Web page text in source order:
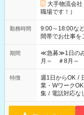
大手物流会
職場です！）
勤務時間
9:00～18:00など ■希
間帯でお仕事を
17:00～22:00
期間
≪急募≫1日の
月～ ＃8月～
特徴 週1日からOK /
業・WワークOK
集 / 電話対応な